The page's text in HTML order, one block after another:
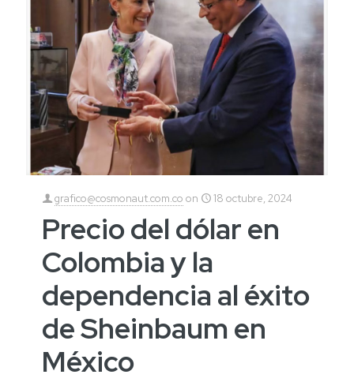
grafico@cosmonaut.com.co on 18 octubre, 2024
Precio del dólar en
Colombia y la
dependencia al éxito
de Sheinbaum en
México